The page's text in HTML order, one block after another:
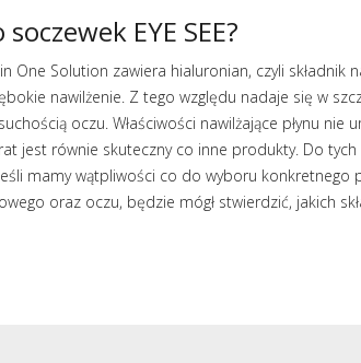
EYE SEE?
in One Solution zawiera hialuronian, czyli
nawilżenie. Z tego względu nadaje się w
oczu. Właściwości nawilżające płynu nie
jest równie skuteczny co inne produkty. Do tych
mamy wątpliwości co do wyboru
oraz oczu, będzie mógł stwierdzić, jakich